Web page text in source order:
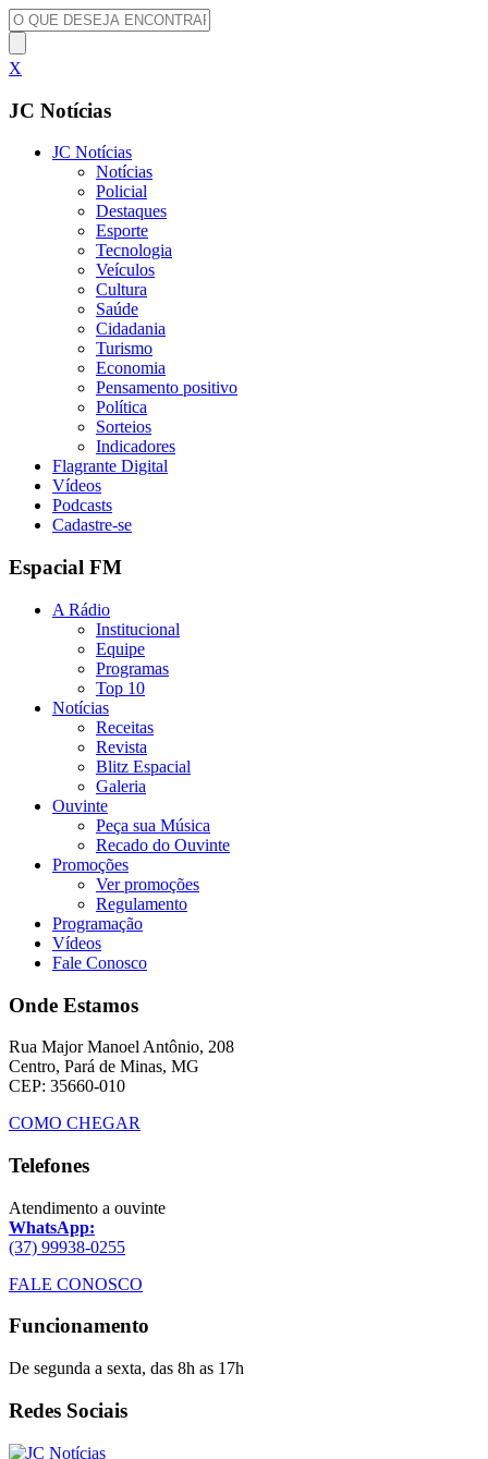
X
JC Notícias
JC Notícias
Notícias
Policial
Destaques
Esporte
Tecnologia
Veículos
Cultura
Saúde
Cidadania
Turismo
Economia
Pensamento positivo
Política
Sorteios
Indicadores
Flagrante Digital
Vídeos
Podcasts
Cadastre-se
Espacial FM
A Rádio
Institucional
Equipe
Programas
Top 10
Notícias
Receitas
Revista
Blitz Espacial
Galeria
Ouvinte
Peça sua Música
Recado do Ouvinte
Promoções
Ver promoções
Regulamento
Programação
Vídeos
Fale Conosco
Onde Estamos
Rua Major Manoel Antônio, 208
Centro, Pará de Minas, MG
CEP: 35660-010
COMO CHEGAR
Telefones
Atendimento a ouvinte
WhatsApp:
(37) 99938-0255
FALE CONOSCO
Funcionamento
De segunda a sexta, das 8h as 17h
Redes Sociais